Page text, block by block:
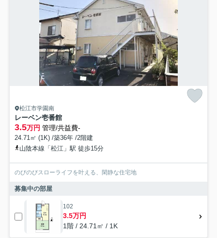
松江市学園南
レーベン壱番館
3.5万円 管理/共益費-
24.71㎡ (1K) /築36年 /2階建
山陰本線「松江」駅 徒歩15分
のびのびスローライフを叶える、閑静な住宅地
募集中の部屋
102
3.5万円
1階 / 24.71㎡ / 1K